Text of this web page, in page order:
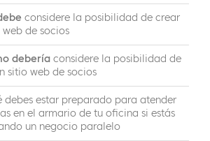
considere la posibilidad de crear
web de socios
debería considere la posibilidad de
sitio web de socios
debes estar preparado para atender
en el armario de tu oficina si estás
un negocio paralelo